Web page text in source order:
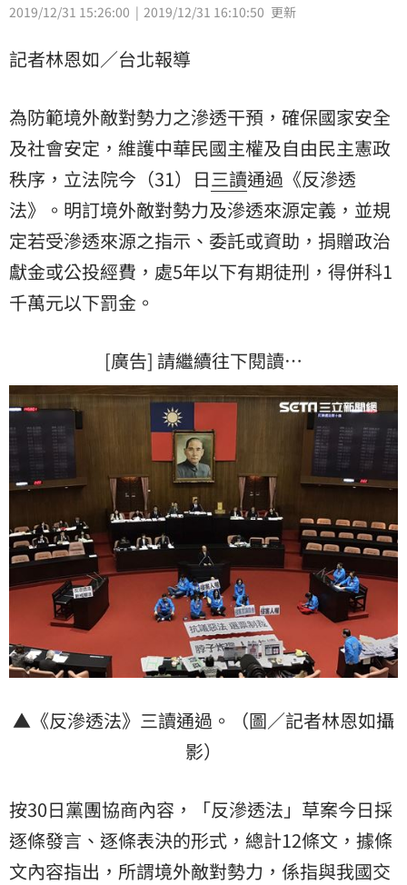
2019/12/31 15:26:00 2019/12/31 16:10:50 更新
記者林恩如／台北報導
為防範境外敵對勢力之滲透干預，確保國家安全
及社會安定，維護中華民國主權及自由民主憲政
秩序，立法院今（31）日三讀通過《反滲透
法》。明訂境外敵對勢力及滲透來源定義，並規
定若受滲透來源之指示、委託或資助，捐贈政治
獻金或公投經費，處5年以下有期徒刑，得併科1
千萬元以下罰金。
[廣告] 請繼續往下閱讀…
▲《反滲透法》三讀通過。（圖／記者林恩如攝
影）
按30日黨團協商內容，「反滲透法」草案今日採
逐條發言、逐條表決的形式，總計12條文，據條
文內容指出，所謂境外敵對勢力，係指與我國交